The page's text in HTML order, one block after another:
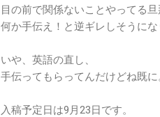
目の前で関係ないことやってる旦
何か手伝え！と逆ギレしそうにな
いや、英語の直し、
手伝ってもらってんだけどね既に
入稿予定日は9月23日です。